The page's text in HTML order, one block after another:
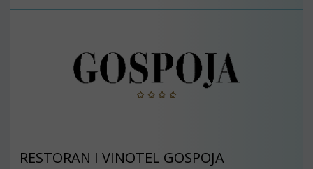
RESTORAN I VINOTEL GOSPOJA